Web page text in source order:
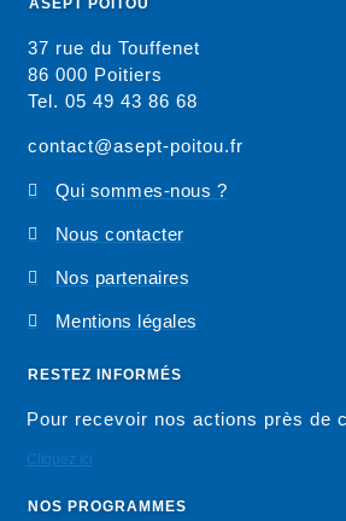
37 rue du Touffenet
86 000 Poitiers
Tel. 05 49 43 86 68
contact@asept-poitou.fr
Qui sommes-nous ?
Nous contacter
Nos partenaires
Mentions légales
RESTEZ INFORMÉS
Pour recevoir nos actions près de
Cliquez ici
NOS PROGRAMMES